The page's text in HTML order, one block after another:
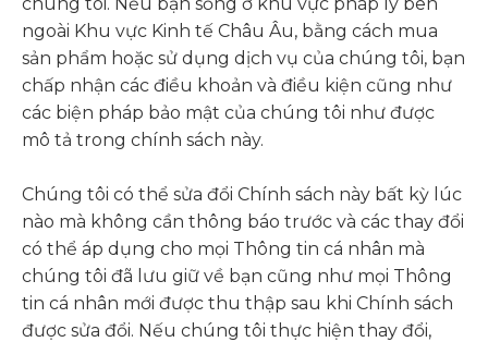
ngoài Khu vực Kinh tế Châu Âu, bằng cách mua
sản phẩm hoặc sử dụng dịch vụ của chúng tôi, bạn
chấp nhận các điều khoản và điều kiện cũng như
các biện pháp bảo mật của chúng tôi như được
mô tả trong chính sách này.
Chúng tôi có thể sửa đổi Chính sách này bất kỳ lúc
nào mà không cần thông báo trước và các thay đổi
có thể áp dụng cho mọi Thông tin cá nhân mà
chúng tôi đã lưu giữ về bạn cũng như mọi Thông
tin cá nhân mới được thu thập sau khi Chính sách
được sửa đổi. Nếu chúng tôi thực hiện thay đổi,